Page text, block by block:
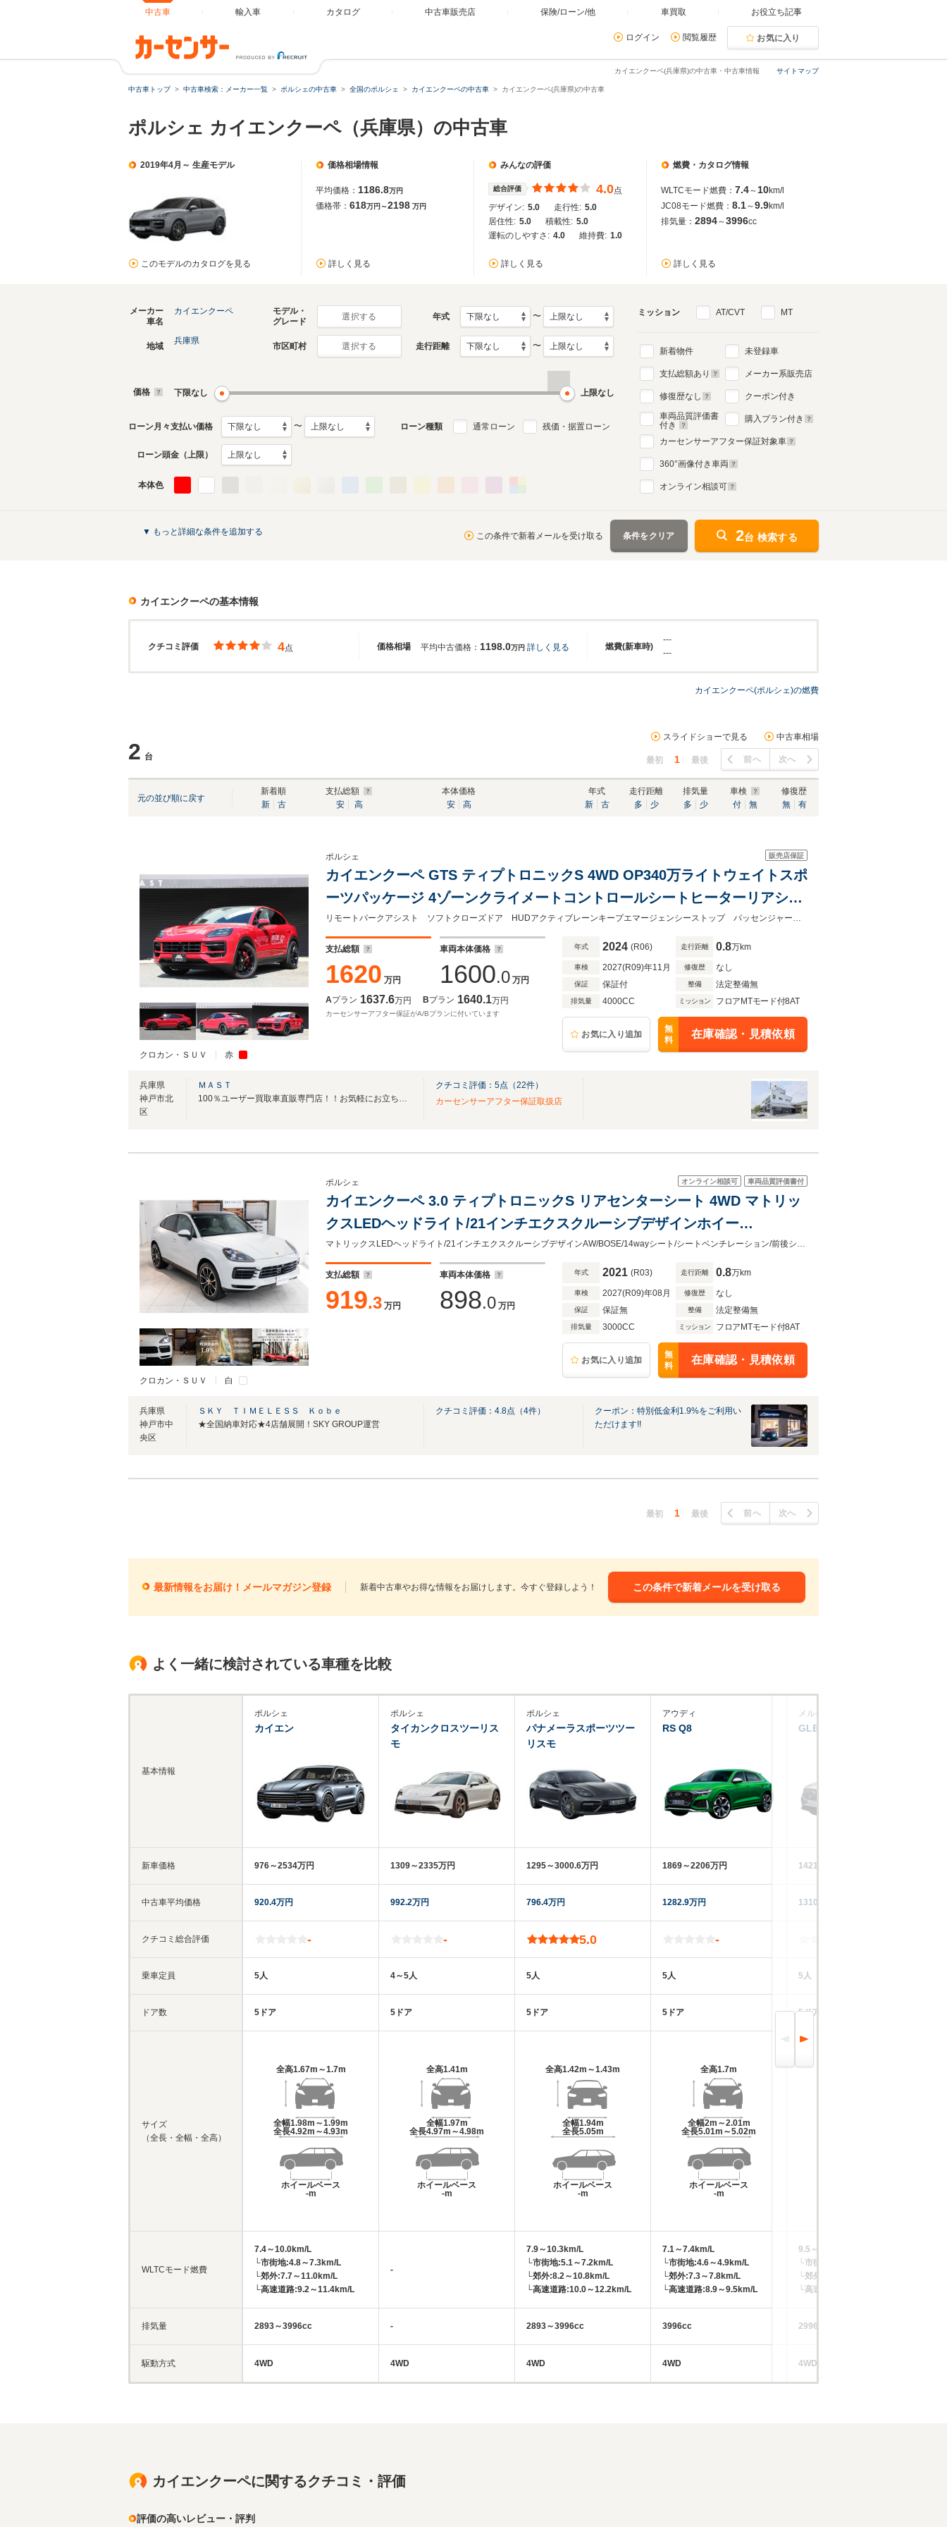
中古車 輸入車 カタログ 中古車販売店 保険/ローン/他 車買取 お役立ち記事
ログイン 閲覧履歴 お気に入り
サイトマップ
カイエンクーペ(兵庫県)の中古車・中古車情報
中古車トップ 中古車検索：メーカー一覧 ポルシェの中古車 全国のポルシェ カイエンクーペの中古車 カイエンクーペ(兵庫県)の中古車
ポルシェ カイエンクーペ（兵庫県）の中古車
2019年4月～ 生産モデル
このモデルのカタログを見る
価格相場情報
平均価格： 1186.8万円
価格帯： 618万円～2198 万円
詳しく見る
みんなの評価
総合評価 4.0点
デザイン: 5.0 走行性: 5.0
居住性: 5.0 積載性: 5.0
運転のしやすさ: 4.0 維持費: 1.0
詳しく見る
燃費・カタログ情報
WLTCモード燃費： 7.4～ 10km/l
JC08モード燃費： 8.1～9.9km/l
排気量： 2894～3996cc
詳しく見る
メーカー
車名
カイエンクーペ
モデル・
グレード
選択する 年式 〜
地域
兵庫県
市区町村 選択する 走行距離 〜
価格 下限なし 上限なし
ローン月々支払い価格 〜 ローン種類 通常ローン 残価・据置ローン
ローン頭金（上限）
本体色
ミッション AT/CVT MT
新着物件
支払総額あり
修復歴なし
車両品質評価書
付き
未登録車
メーカー系販売店
クーポン付き
購入プラン付き
カーセンサーアフター保証対象車
360°画像付き車両
オンライン相談可
▼ もっと詳細な条件を追加する この条件で新着メールを受け取る 条件をクリア 2台 検索する
カイエンクーペの基本情報
クチコミ評価 価格相場 燃費(新車時)
4点 平均中古価格： 1198.0万円 詳しく見る
---
---
カイエンクーペ(ポルシェ)の燃費
2 台
スライドショーで見る 中古車相場
最初 1 最後 前へ 次へ
元の並び順に戻す
新着順
新
古
支払総額
安
高
本体価格
安
高
年式
新
古
走行距離
多
少
排気量
多
少
車検
付
無
修復歴
無
有
クロカン・ＳＵＶ 赤
販売店保証
ポルシェ
カイエンクーペ GTS ティプトロニックS 4WD OP340万ライトウェイトスポ
ーツパッケージ 4ゾーンクライメートコントロールシートヒーターリアシー
トサイドエアバック ポルシェダイナッミックシャシーコントロール カー
マインレッド リアアスクルステアリング
リモートパークアシスト ソフトクローズドア HUDアクティブレーンキープエマージェンシーストップ パッセンジャーデスプレイ プライバシーガラス
支払総額
1620 万円
車両本体価格
1600.0 万円
Aプラン 1637.6万円 Bプラン 1640.1万円
カーセンサーアフター保証がA/Bプランに付いています
年式 2024 (R06) 走行距離 0.8万km
車検 2027(R09)年11月 修復歴 なし
保証 保証付 整備 法定整備無
排気量 4000CC ミッション フロアMTモード付8AT
お気に入り追加
無
料
在庫確認・見積依頼
兵庫県
神戸市北
区
ＭＡＳＴ
100％ユーザー買取車直販専門店！！お気軽にお立ち寄りください。
クチコミ評価： 5点（22件）
カーセンサーアフター保証取扱店
クロカン・ＳＵＶ 白
オンライン相談可 車両品質評価書付
ポルシェ
カイエンクーペ 3.0 ティプトロニックS リアセンターシート 4WD マトリッ
クスLEDヘッドライト/21インチエクスクルーシブデザインホイー
ル/BOSE/14wayシート/シートベンチレーション/前後シートヒーター/スポ
ーツテールパイプ/リアサイドエアバッグ
マトリックスLEDヘッドライト/21インチエクスクルーシブデザインAW/BOSE/14wayシート/シートベンチレーション/前後シートヒーター/スポーツテールパイプ/リアサイドエアバッグ
支払総額
919.3 万円
車両本体価格
898.0 万円
年式 2021 (R03) 走行距離 0.8万km
車検 2027(R09)年08月 修復歴 なし
保証 保証無 整備 法定整備無
排気量 3000CC ミッション フロアMTモード付8AT
お気に入り追加
無
料
在庫確認・見積依頼
兵庫県
神戸市中
央区
ＳＫＹ ＴＩＭＥＬＥＳＳ Ｋｏｂｅ
★全国納車対応★4店舗展開！SKY GROUP運営
クチコミ評価： 4.8点（4件）
クーポン：特別低金利1.9%をご利用い
ただけます!!
最初 1 最後 前へ 次へ
最新情報をお届け！メールマガジン登録 新着中古車やお得な情報をお届けします。今すぐ登録しよう！ この条件で新着メールを受け取る
よく一緒に検討されている車種を比較
基本情報
新車価格
中古車平均価格
クチコミ総合評価
乗車定員
ドア数
サイズ
（全長・全幅・全高）
WLTCモード燃費
排気量
駆動方式
ポルシェ
カイエン
976～2534万円
920.4万円
-
5人
5ドア
全高1.67m～1.7m
全幅1.98m～1.99m
全長4.92m～4.93m
ホイールベース
-m
7.4～10.0km/L
└市街地:4.8～7.3km/L
└郊外:7.7～11.0km/L
└高速道路:9.2～11.4km/L
2893～3996cc
4WD
ポルシェ
タイカンクロスツーリス
モ
1309～2335万円
992.2万円
-
4～5人
5ドア
全高1.41m
全幅1.97m
全長4.97m～4.98m
ホイールベース
-m
-
-
4WD
ポルシェ
パナメーラスポーツツー
リスモ
1295～3000.6万円
796.4万円
5.0
5人
5ドア
全高1.42m～1.43m
全幅1.94m
全長5.05m
ホイールベース
-m
7.9～10.3km/L
└市街地:5.1～7.2km/L
└郊外:8.2～10.8km/L
└高速道路:10.0～12.2km/L
2893～3996cc
4WD
アウディ
RS Q8
1869～2206万円
1282.9万円
-
5人
5ドア
全高1.7m
全幅2m～2.01m
全長5.01m～5.02m
ホイールベース
-m
7.1～7.4km/L
└市街地:4.6～4.9km/L
└郊外:7.3～7.8km/L
└高速道路:8.9～9.5km/L
3996cc
4WD
メルセデスＡＭＧ
GLEクーペ
1421～2483万円
1310.4万円
5人
5ドア
9.5～9.8km/L
└市街地:6.5～6.7km/L
└郊外:9.9～10.2km/L
└高速道路:11.3～11.7km/L
2996～3982cc
4WD
カイエンクーペに関するクチコミ・評価
評価の高いレビュー・評判